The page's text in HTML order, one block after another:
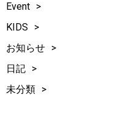
Event
KIDS
お知らせ
日記
未分類